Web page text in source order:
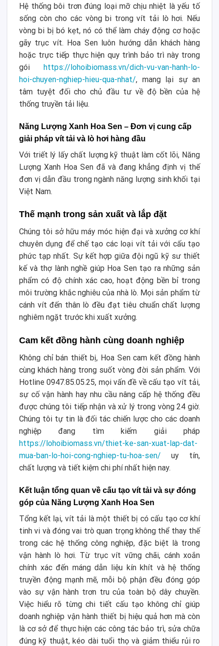
Hệ thống bôi trơn đúng loại mỡ chịu nhiệt là yếu tố
sống còn cho các vòng bi trong vít tải lò hơi. Nếu
vòng bi bị bó kẹt, nó có thể làm cháy động cơ hoặc
gãy trục vít. Hoa Sen luôn hướng dẫn khách hàng
hoặc trực tiếp thực hiện quy trình bảo trì này trong
gói https://lohoibiomass.vn/dich-vu-van-hanh-lo-
hoi-chuyen-nghiep-hieu-qua-nhat/, mang lại sự an
tâm tuyệt đối cho chủ đầu tư về độ bền của hệ
thống truyền tải liệu.
Năng Lượng Xanh Hoa Sen – Đơn vị cung cấp
giải pháp vít tải và lò hơi hàng đầu
Với triết lý lấy chất lượng kỹ thuật làm cốt lõi, Năng
Lượng Xanh Hoa Sen đã và đang khẳng định vị thế
đơn vị dẫn đầu trong ngành năng lượng sinh khối tại
Việt Nam.
Thế mạnh trong sản xuất và lắp đặt
Chúng tôi sở hữu máy móc hiện đại và xưởng cơ khí
chuyên dụng để chế tạo các loại vít tải với cấu tạo
phức tạp nhất. Sự kết hợp giữa đội ngũ kỹ sư thiết
kế và thợ lành nghề giúp Hoa Sen tạo ra những sản
phẩm có độ chính xác cao, hoạt động bền bỉ trong
môi trường khắc nghiêu của nhà lò. Mọi sản phẩm từ
cánh vít đến thân lò đều đạt tiêu chuẩn chất lượng
nghiêm ngặt trước khi xuất xưởng.
Cam kết đồng hành cùng doanh nghiệp
Không chỉ bán thiết bị, Hoa Sen cam kết đồng hành
cùng khách hàng trong suốt vòng đời sản phẩm. Với
Hotline 0947.85.05.25, mọi vấn đề về cấu tạo vít tải,
sự cố vận hành hay nhu cầu nâng cấp hệ thống đều
được chúng tôi tiếp nhận và xử lý trong vòng 24 giờ.
Chúng tôi tự tin là đối tác chiến lược cho các doanh
nghiệp đang tìm kiếm giải pháp
https://lohoibiomass.vn/thiet-ke-san-xuat-lap-dat-
mua-ban-lo-hoi-cong-nghiep-tu-hoa-sen/ uy tín,
chất lượng và tiết kiệm chi phí nhất hiện nay.
Kết luận tổng quan về cấu tạo vít tải và sự đóng
góp của Năng Lượng Xanh Hoa Sen
Tổng kết lại, vít tải là một thiết bị có cấu tạo cơ khí
tinh vi và đóng vai trò quan trọng không thể thay thế
trong các hệ thống công nghiệp, đặc biệt là trong
vận hành lò hơi. Từ trục vít vững chãi, cánh xoắn
chính xác đến máng dẫn liệu kín khít và hệ thống
truyền động mạnh mẽ, mỗi bộ phận đều đóng góp
vào sự vận hành trơn tru của toàn bộ dây chuyền.
Việc hiểu rõ từng chi tiết cấu tạo không chỉ giúp
doanh nghiệp vận hành thiết bị hiệu quả hơn mà còn
là cơ sở để thực hiện các công tác bảo trì, sửa chữa
đúng kỹ thuật, kéo dài tuổi thọ và giảm thiểu rủi ro